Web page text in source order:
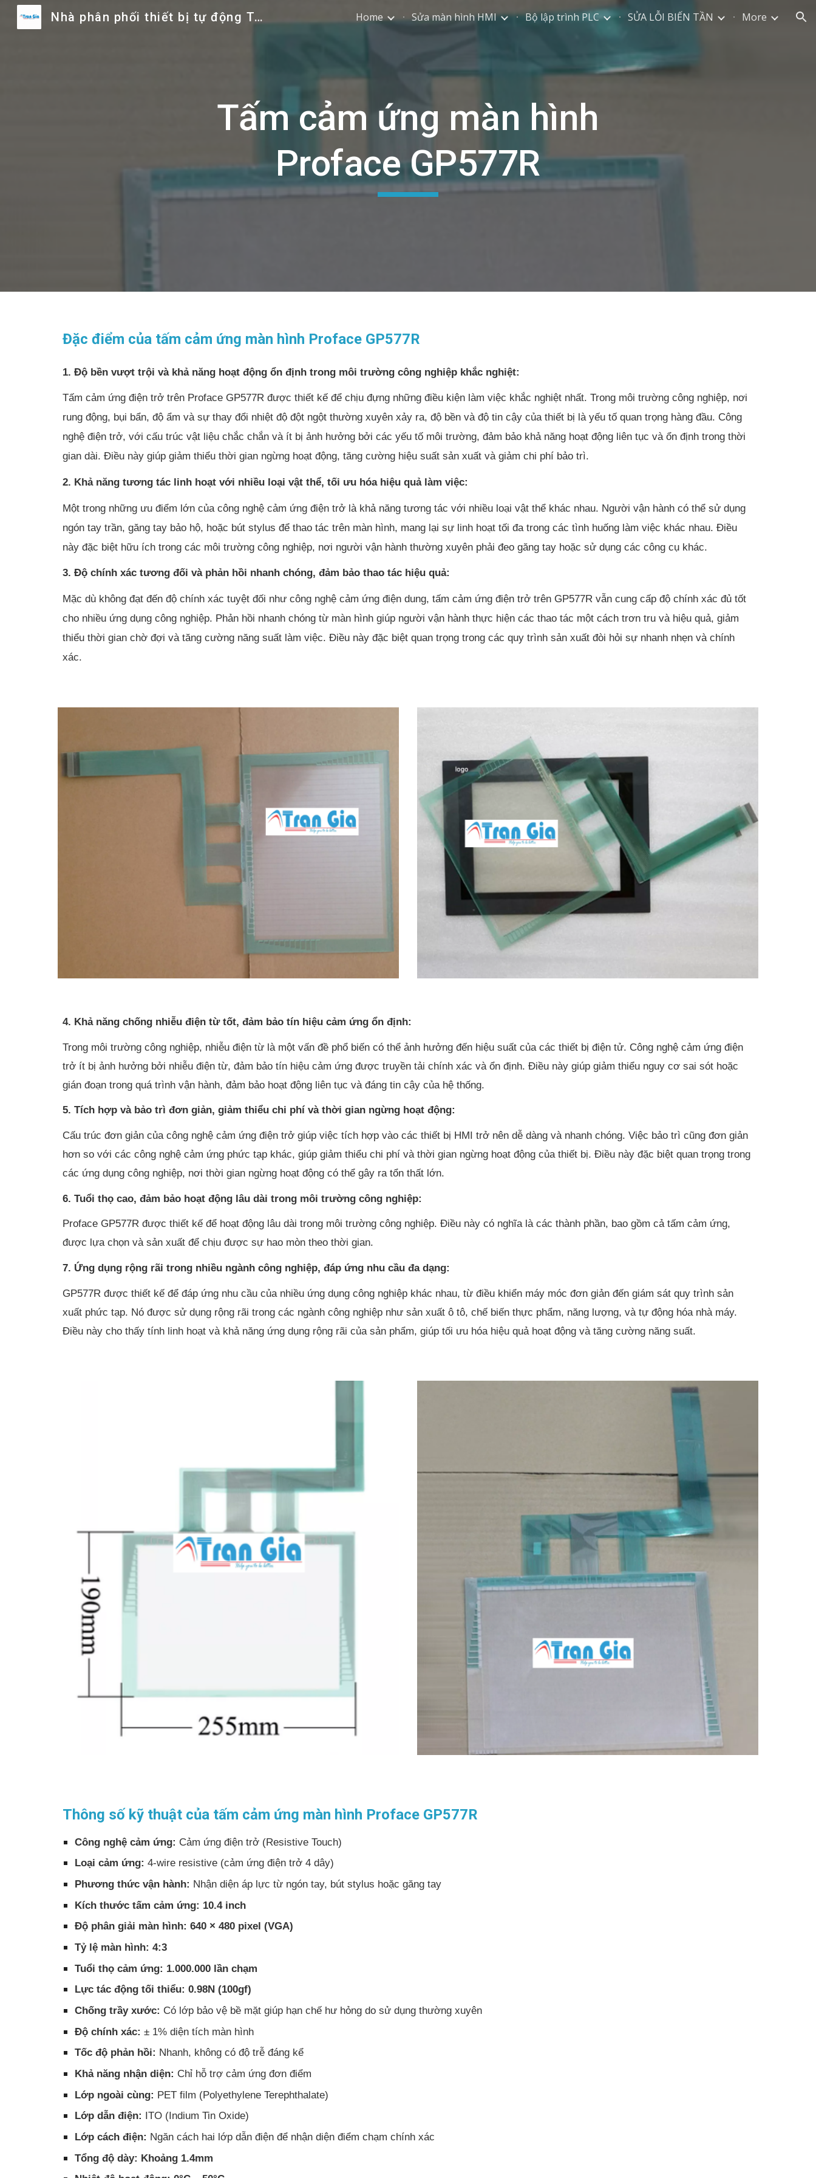
Skip to main content Skip to navigation
Nhà phân phối thiết bị tự động Trần Gia Home Sửa màn hình HMI Bộ lập trình PLC SỬA LỖI BIẾN TẦN More
Tấm cảm ứng màn hình
Proface GP577R
Đặc điểm của tấm cảm ứng màn hình Proface GP577R
1. Độ bền vượt trội và khả năng hoạt động ổn định trong môi trường công nghiệp khắc nghiệt:
Tấm cảm ứng điện trở trên Proface GP577R được thiết kế để chịu đựng những điều kiện làm việc khắc nghiệt nhất. Trong môi trường công nghiệp, nơi
rung động, bụi bẩn, độ ẩm và sự thay đổi nhiệt độ đột ngột thường xuyên xảy ra, độ bền và độ tin cậy của thiết bị là yếu tố quan trọng hàng đầu. Công
nghệ điện trở, với cấu trúc vật liệu chắc chắn và ít bị ảnh hưởng bởi các yếu tố môi trường, đảm bảo khả năng hoạt động liên tục và ổn định trong thời
gian dài. Điều này giúp giảm thiểu thời gian ngừng hoạt động, tăng cường hiệu suất sản xuất và giảm chi phí bảo trì.
2. Khả năng tương tác linh hoạt với nhiều loại vật thể, tối ưu hóa hiệu quả làm việc:
Một trong những ưu điểm lớn của công nghệ cảm ứng điện trở là khả năng tương tác với nhiều loại vật thể khác nhau. Người vận hành có thể sử dụng
ngón tay trần, găng tay bảo hộ, hoặc bút stylus để thao tác trên màn hình, mang lại sự linh hoạt tối đa trong các tình huống làm việc khác nhau. Điều
này đặc biệt hữu ích trong các môi trường công nghiệp, nơi người vận hành thường xuyên phải đeo găng tay hoặc sử dụng các công cụ khác.
3. Độ chính xác tương đối và phản hồi nhanh chóng, đảm bảo thao tác hiệu quả:
Mặc dù không đạt đến độ chính xác tuyệt đối như công nghệ cảm ứng điện dung, tấm cảm ứng điện trở trên GP577R vẫn cung cấp độ chính xác đủ tốt
cho nhiều ứng dụng công nghiệp. Phản hồi nhanh chóng từ màn hình giúp người vận hành thực hiện các thao tác một cách trơn tru và hiệu quả, giảm
thiểu thời gian chờ đợi và tăng cường năng suất làm việc. Điều này đặc biệt quan trọng trong các quy trình sản xuất đòi hỏi sự nhanh nhẹn và chính
xác.
4. Khả năng chống nhiễu điện từ tốt, đảm bảo tín hiệu cảm ứng ổn định:
Trong môi trường công nghiệp, nhiễu điện từ là một vấn đề phổ biến có thể ảnh hưởng đến hiệu suất của các thiết bị điện tử. Công nghệ cảm ứng điện
trở ít bị ảnh hưởng bởi nhiễu điện từ, đảm bảo tín hiệu cảm ứng được truyền tải chính xác và ổn định. Điều này giúp giảm thiểu nguy cơ sai sót hoặc
gián đoạn trong quá trình vận hành, đảm bảo hoạt động liên tục và đáng tin cậy của hệ thống.
5. Tích hợp và bảo trì đơn giản, giảm thiểu chi phí và thời gian ngừng hoạt động:
Cấu trúc đơn giản của công nghệ cảm ứng điện trở giúp việc tích hợp vào các thiết bị HMI trở nên dễ dàng và nhanh chóng. Việc bảo trì cũng đơn giản
hơn so với các công nghệ cảm ứng phức tạp khác, giúp giảm thiểu chi phí và thời gian ngừng hoạt động của thiết bị. Điều này đặc biệt quan trọng trong
các ứng dụng công nghiệp, nơi thời gian ngừng hoạt động có thể gây ra tổn thất lớn.
6. Tuổi thọ cao, đảm bảo hoạt động lâu dài trong môi trường công nghiệp:
Proface GP577R được thiết kế để hoạt động lâu dài trong môi trường công nghiệp. Điều này có nghĩa là các thành phần, bao gồm cả tấm cảm ứng,
được lựa chọn và sản xuất để chịu được sự hao mòn theo thời gian.
7. Ứng dụng rộng rãi trong nhiều ngành công nghiệp, đáp ứng nhu cầu đa dạng:
GP577R được thiết kế để đáp ứng nhu cầu của nhiều ứng dụng công nghiệp khác nhau, từ điều khiển máy móc đơn giản đến giám sát quy trình sản
xuất phức tạp. Nó được sử dụng rộng rãi trong các ngành công nghiệp như sản xuất ô tô, chế biến thực phẩm, năng lượng, và tự động hóa nhà máy.
Điều này cho thấy tính linh hoạt và khả năng ứng dụng rộng rãi của sản phẩm, giúp tối ưu hóa hiệu quả hoạt động và tăng cường năng suất.
Thông số kỹ thuật của tấm cảm ứng màn hình Proface GP577R
Công nghệ cảm ứng: Cảm ứng điện trở (Resistive Touch)
Loại cảm ứng: 4-wire resistive (cảm ứng điện trở 4 dây)
Phương thức vận hành: Nhận diện áp lực từ ngón tay, bút stylus hoặc găng tay
Kích thước tấm cảm ứng: 10.4 inch
Độ phân giải màn hình: 640 × 480 pixel (VGA)
Tỷ lệ màn hình: 4:3
Tuổi thọ cảm ứng: 1.000.000 lần chạm
Lực tác động tối thiểu: 0.98N (100gf)
Chống trầy xước: Có lớp bảo vệ bề mặt giúp hạn chế hư hỏng do sử dụng thường xuyên
Độ chính xác: ± 1% diện tích màn hình
Tốc độ phản hồi: Nhanh, không có độ trễ đáng kể
Khả năng nhận diện: Chỉ hỗ trợ cảm ứng đơn điểm
Lớp ngoài cùng: PET film (Polyethylene Terephthalate)
Lớp dẫn điện: ITO (Indium Tin Oxide)
Lớp cách điện: Ngăn cách hai lớp dẫn điện để nhận diện điểm chạm chính xác
Tổng độ dày: Khoảng 1.4mm